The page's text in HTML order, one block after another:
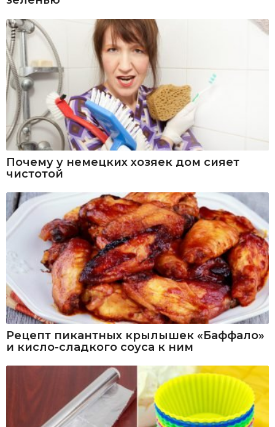
Почему у немецких хозяек дом сияет
чистотой
Рецепт пикантных крылышек «Баффало»
и кисло-сладкого соуса к ним